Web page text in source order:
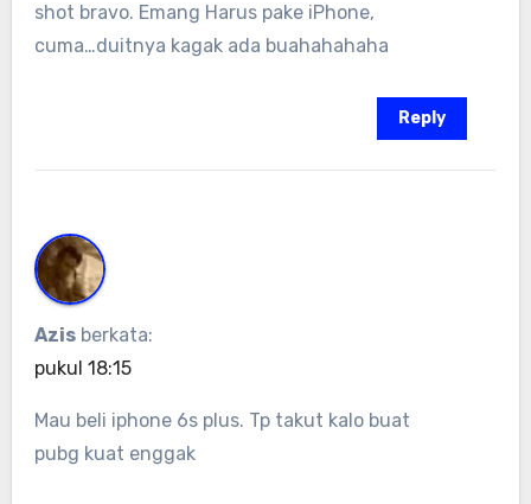
shot bravo. Emang Harus pake iPhone,
cuma…duitnya kagak ada buahahahaha
Reply
Azis berkata:
pukul 18:15
Mau beli iphone 6s plus. Tp takut kalo buat
pubg kuat enggak